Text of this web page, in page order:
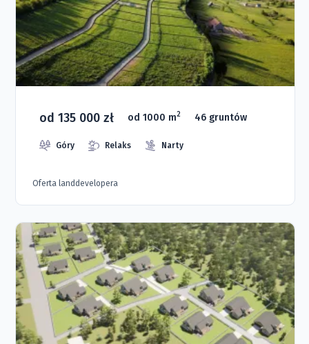
od 135 000 zł od 1000 m2 46 gruntów
Góry Relaks Narty
Oferta landdevelopera